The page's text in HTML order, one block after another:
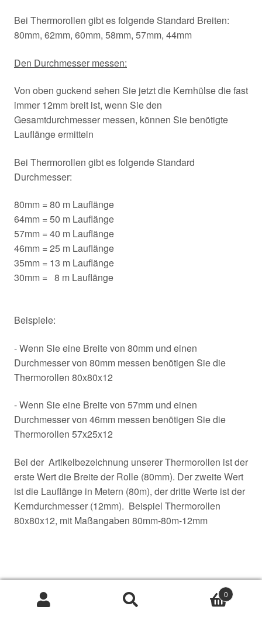
Bei Thermorollen gibt es folgende Standard Breiten:
80mm, 62mm, 60mm, 58mm, 57mm, 44mm
Den Durchmesser messen:
Von oben guckend sehen Sie jetzt die Kernhülse die fast
immer 12mm breit ist, wenn Sie den
Gesamtdurchmesser messen, können Sie benötigte
Lauflänge ermitteln
Bei Thermorollen gibt es folgende Standard
Durchmesser:
80mm = 80 m Lauflänge
64mm = 50 m Lauflänge
57mm = 40 m Lauflänge
46mm = 25 m Lauflänge
35mm = 13 m Lauflänge
30mm = 8 m Lauflänge
Beispiele:
- Wenn Sie eine Breite von 80mm und einen
Durchmesser von 80mm messen benötigen Sie die
Thermorollen 80x80x12
- Wenn Sie eine Breite von 57mm und einen
Durchmesser von 46mm messen benötigen Sie die
Thermorollen 57x25x12
Bei der Artikelbezeichnung unserer Thermorollen ist der
erste Wert die Breite der Rolle (80mm). Der zweite Wert
ist die Lauflänge in Metern (80m), der dritte Werte ist der
Kerndurchmesser (12mm). Beispiel Thermorollen
80x80x12, mit Maßangaben 80mm-80m-12mm
Bezeichnungen und
0